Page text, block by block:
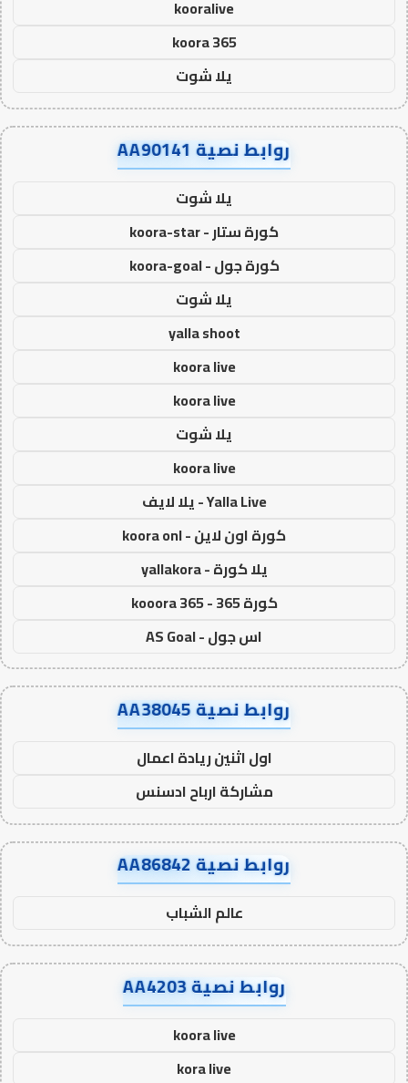
kooralive
koora 365
يلا شوت
روابط نصية AA90141
يلا شوت
كورة ستار - koora-star
كورة جول - koora-goal
يلا شوت
yalla shoot
koora live
koora live
يلا شوت
koora live
Yalla Live - يلا لايف
كورة اون لاين - koora onl
يلا كورة - yallakora
كورة 365 - kooora 365
اس جول - AS Goal
روابط نصية AA38045
اول اثنين ريادة اعمال
مشاركة ارباح ادسنس
روابط نصية AA86842
عالم الشباب
روابط نصية AA4203
koora live
kora live